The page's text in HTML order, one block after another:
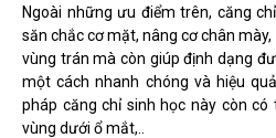
Ngoài những ưu điểm trên, căng
săn chắc cơ mặt, nâng cơ chân
vùng trán mà còn giúp định dạng
một cách nhanh chóng và hiệu
pháp căng chỉ sinh học này còn
vùng dưới ổ mắt,..